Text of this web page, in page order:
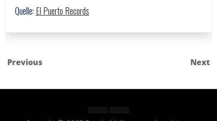
Quelle: El Puerto Records
Previous Next